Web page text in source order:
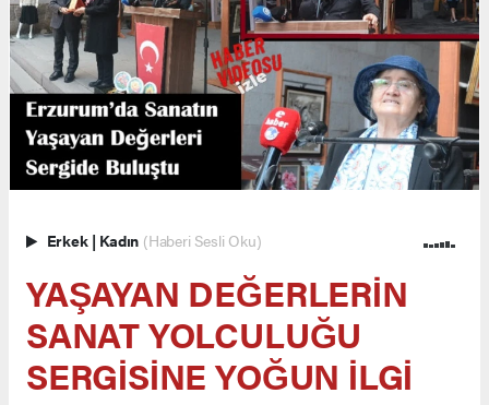
Erkek | Kadın (Haberi Sesli Oku)
YAŞAYAN DEĞERLERİN
SANAT YOLCULUĞU
SERGİSİNE YOĞUN İLGİ